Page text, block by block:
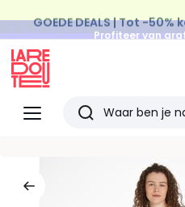
Profiteer van
op al de Mode &
Menu
Redoute
Zoeken
artikelen